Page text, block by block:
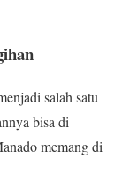
salah satu
bisa di
memang di